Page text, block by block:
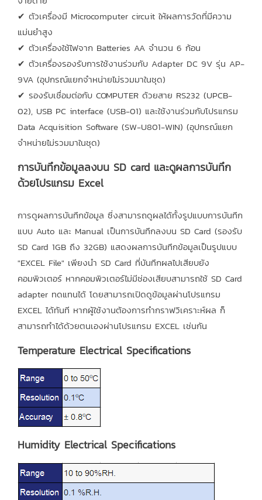
✔ ตัวเครื่องมี Microcomputer circuit ให้ผลการวัดที่มีความ
แม่นยำสูง
✔ ตัวเครื่องใช้ไฟจาก Batteries AA จำนวน 6 ก้อน
✔ ตัวเครื่องรองรับการใช้งานร่วมกับ Adapter DC 9V รุ่น AP-
9VA (อุปกรณ์แยกจำหน่ายไม่รวมมาในชุด)
✔ รองรับเชื่อมต่อกับ COMPUTER ด้วยสาย RS232 (UPCB-
02), USB PC interface (USB-01) และใช้งานร่วมกับโปรแกรม
Data Acquisition Software (SW-U801-WIN) (อุปกรณ์แยก
จำหน่ายไม่รวมมาในชุด)
การบันทึกข้อมูลลงบน SD card และดูผลการบันทึก
ด้วยโปรแกรม Excel
การดูผลการบันทึกข้อมูล ซึ่งสามารถดูผลได้ทั้งรูปแบบการบันทึก
แบบ Auto และ Manual เป็นการบันทึกลงบน SD Card (รองรับ
SD Card 1GB ถึง 32GB) แสดงผลการบันทึกข้อมูลเป็นรูปแบบ
"EXCEL File" เพียงนำ SD Card ที่บันทึกผลไปเสียบยัง
คอมพิวเตอร์ หากคอมพิวเตอร์ไม่มีช่องเสียบสามารถใช้ SD Card
adapter ทดแทนได้ โดยสามารถเปิดดูข้อมูลผ่านโปรแกรม
EXCEL ได้ทันที หากผู้ใช้งานต้องการทำกราฟวิเคราะห์ผล ก็
สามารถทำได้ด้วยตนเองผ่านโปรแกรม EXCEL เช่นกัน
Temperature Electrical Specifications
Humidity Electrical Specifications